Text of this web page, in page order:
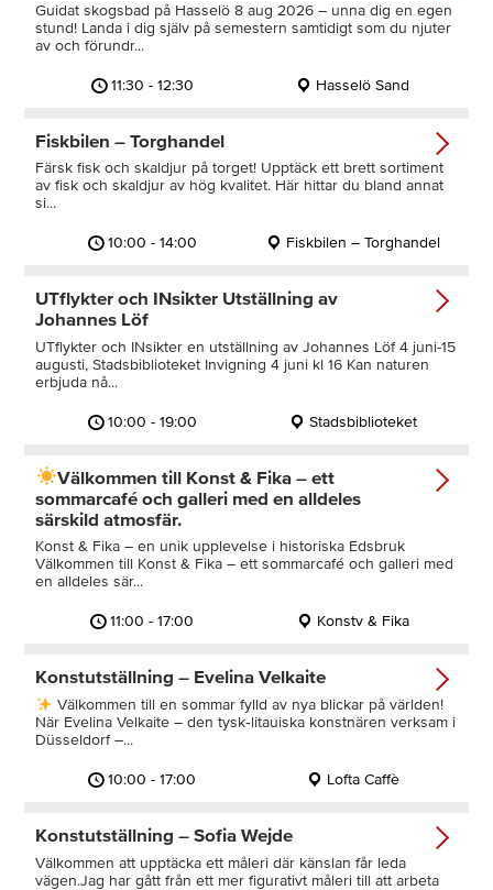
11:30 - 12:30 Hasselö Sand
Guidat skogsbad på Hasselö 8 aug 2026 – unna dig en egen
stund! Landa i dig själv på semestern samtidigt som du njuter
av och förundr...
10:00 - 14:00 Fiskbilen – Torghandel
Fiskbilen – Torghandel
Färsk fisk och skaldjur på torget! Upptäck ett brett sortiment
av fisk och skaldjur av hög kvalitet. Här hittar du bland annat
si...
10:00 - 19:00 Stadsbiblioteket
UTflykter och INsikter Utställning av
Johannes Löf
UTflykter och INsikter en utställning av Johannes Löf 4 juni-15
augusti, Stadsbiblioteket Invigning 4 juni kl 16 Kan naturen
erbjuda nå...
11:00 - 17:00 Konstv & Fika
Välkommen till Konst & Fika – ett
sommarcafé och galleri med en alldeles
särskild atmosfär.
Konst & Fika – en unik upplevelse i historiska Edsbruk
Välkommen till Konst & Fika – ett sommarcafé och galleri med
en alldeles sär...
10:00 - 17:00 Lofta Caffè
Konstutställning – Evelina Velkaite
Välkommen till en sommar fylld av nya blickar på världen!
När Evelina Velkaite – den tysk‑litauiska konstnären verksam i
Düsseldorf –...
Konstutställning – Sofia Wejde
Välkommen att upptäcka ett måleri där känslan får leda
vägen.Jag har gått från ett mer figurativt måleri till att arbeta